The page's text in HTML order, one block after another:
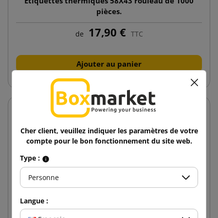
pièces.
de 17,90 € TTC
Ajouter au panier
Cher client, veuillez indiquer les paramètres de votre
compte pour le bon fonctionnement du site web.
Type :
Personne
Langue :